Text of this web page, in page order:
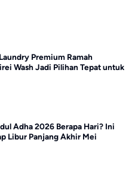
Premium Ramah
Wash Jadi Pilihan Tepat untuk
Adha 2026 Berapa Hari? Ini
Libur Panjang Akhir Mei